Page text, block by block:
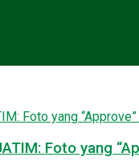
Foto yang